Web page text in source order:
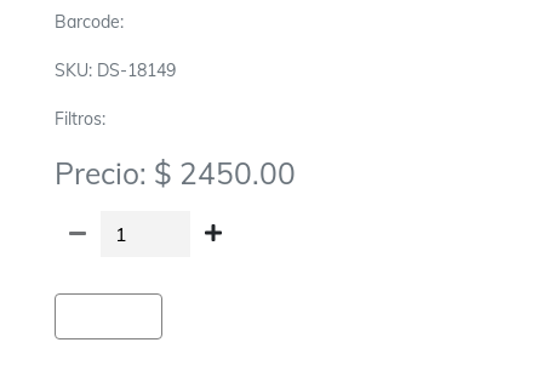
Barcode:
SKU: DS-18149
Filtros:
Precio: $ 2450.00